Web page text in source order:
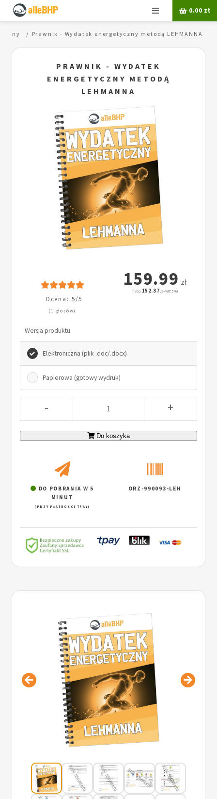
Menu 0.00 zł
Prawnik - Wydatek energetyczny metodą LEHMANNA
PRAWNIK - WYDATEK
ENERGETYCZNY METODĄ
LEHMANNA
Ocena: 5/5
(1 głosów)
159.99 zł
(netto: 152.37 zł + VAT: 5%)
Wersja produktu
Elektroniczna (plik .doc/.docx)
Papierowa (gotowy wydruk)
- +
Do koszyka
DO POBRANIA W 5
MINUT
(PRZY PŁATNOŚCI TPAY)
ORZ-990093-LEH